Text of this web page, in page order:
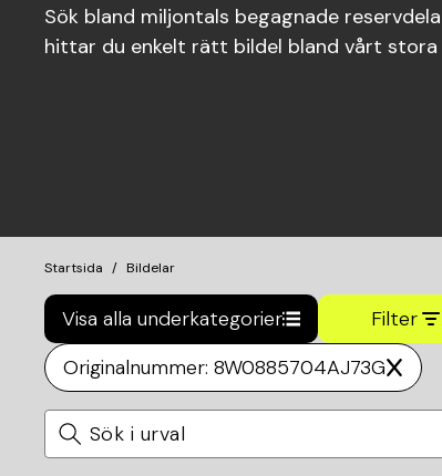
Sök bland miljontals begagnade
hittar du enkelt rätt bildel bland vårt stora
Startsida Bildelar
Visa alla underkategorier
Filter
Originalnummer: 8W0885704AJ73G